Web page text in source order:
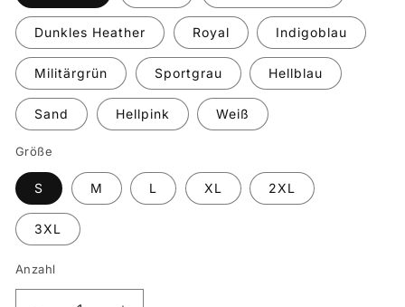
Dunkles Heather Royal Indigoblau
Militärgrün Sportgrau Hellblau
Sand Hellpink Weiß
Größe
S M L XL 2XL
3XL
Anzahl